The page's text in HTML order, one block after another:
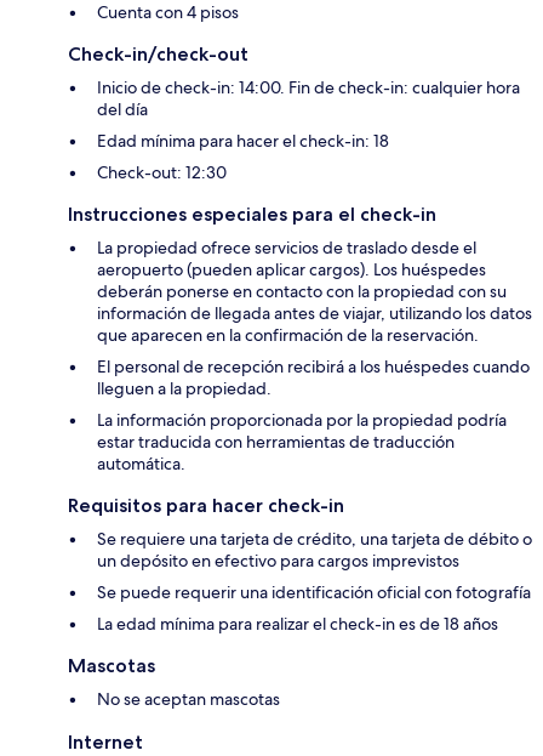
Cuenta con 4 pisos
Check-in/check-out
Inicio de check-in: 14:00. Fin de check-in: cualquier hora
del día
Edad mínima para hacer el check-in: 18
Check-out: 12:30
Instrucciones especiales para el check-in
La propiedad ofrece servicios de traslado desde el
aeropuerto (pueden aplicar cargos). Los huéspedes
deberán ponerse en contacto con la propiedad con su
información de llegada antes de viajar, utilizando los datos
que aparecen en la confirmación de la reservación.
El personal de recepción recibirá a los huéspedes cuando
lleguen a la propiedad.
La información proporcionada por la propiedad podría
estar traducida con herramientas de traducción
automática.
Requisitos para hacer check-in
Se requiere una tarjeta de crédito, una tarjeta de débito o
un depósito en efectivo para cargos imprevistos
Se puede requerir una identificación oficial con fotografía
La edad mínima para realizar el check-in es de 18 años
Mascotas
No se aceptan mascotas
Internet